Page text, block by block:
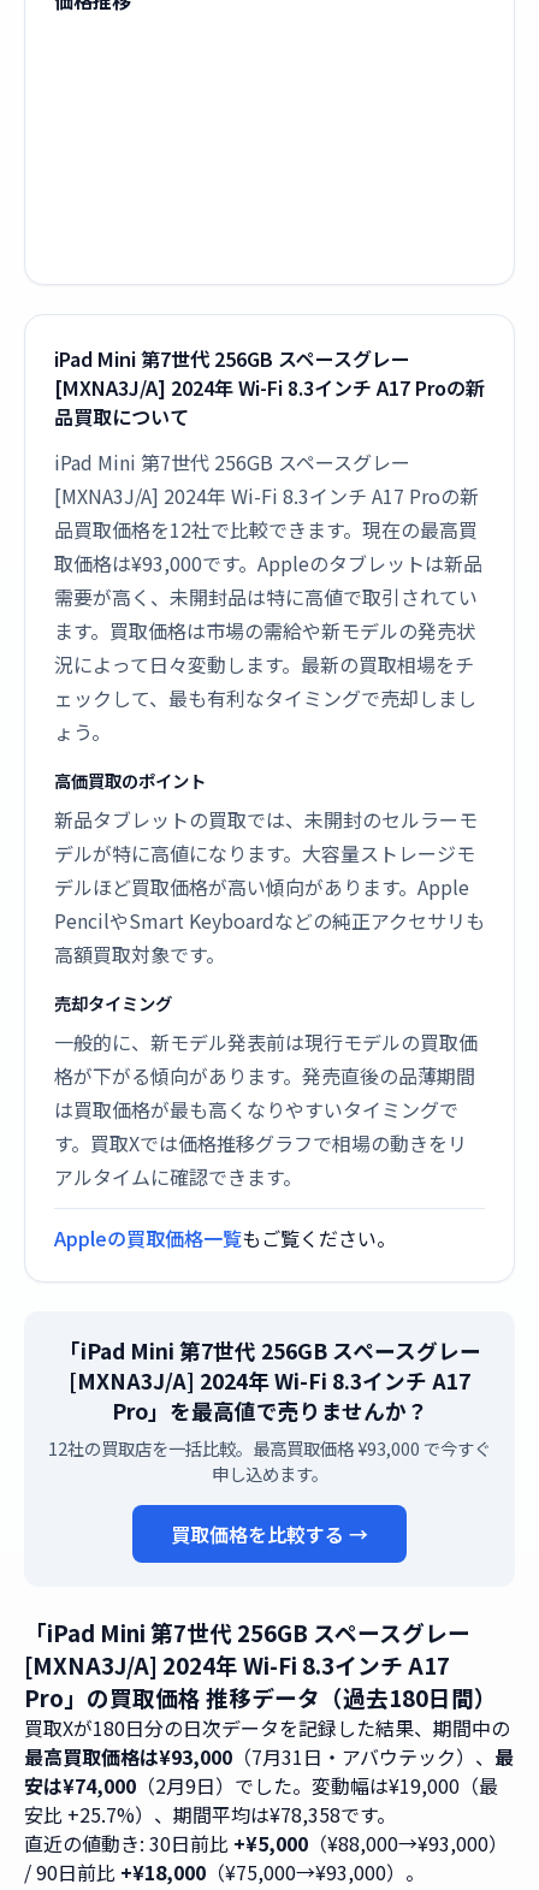
iPad Mini 第7世代 256GB スペースグレー
[MXNA3J/A] 2024年 Wi-Fi 8.3インチ A17 Proの新
品買取について
iPad Mini 第7世代 256GB スペースグレー
[MXNA3J/A] 2024年 Wi-Fi 8.3インチ A17 Proの新
品買取価格を12社で比較できます。現在の最高買
取価格は¥93,000です。Appleのタブレットは新品
需要が高く、未開封品は特に高値で取引されてい
ます。買取価格は市場の需給や新モデルの発売状
況によって日々変動します。最新の買取相場をチ
ェックして、最も有利なタイミングで売却しまし
ょう。
高価買取のポイント
新品タブレットの買取では、未開封のセルラーモ
デルが特に高値になります。大容量ストレージモ
デルほど買取価格が高い傾向があります。Apple
PencilやSmart Keyboardなどの純正アクセサリも
高額買取対象です。
売却タイミング
一般的に、新モデル発表前は現行モデルの買取価
格が下がる傾向があります。発売直後の品薄期間
は買取価格が最も高くなりやすいタイミングで
す。買取Xでは価格推移グラフで相場の動きをリ
アルタイムに確認できます。
Appleの買取価格一覧もご覧ください。
「iPad Mini 第7世代 256GB スペースグレー
[MXNA3J/A] 2024年 Wi-Fi 8.3インチ A17
Pro」を最高値で売りませんか？
12社の買取店を一括比較。最高買取価格 ¥93,000 で今すぐ
申し込めます。
買取価格を比較する →
「iPad Mini 第7世代 256GB スペースグレー
[MXNA3J/A] 2024年 Wi-Fi 8.3インチ A17
Pro」の買取価格 推移データ（過去180日間）
買取Xが180日分の日次データを記録した結果、期間中の
最高買取価格は¥93,000 （7月31日・アバウテック）、 最
安は¥74,000 （2月9日）でした。変動幅は¥19,000（最
安比 +25.7%）、期間平均は¥78,358です。
直近の値動き: 30日前比 +¥5,000 （¥88,000→¥93,000）
/ 90日前比 +¥18,000 （¥75,000→¥93,000）。